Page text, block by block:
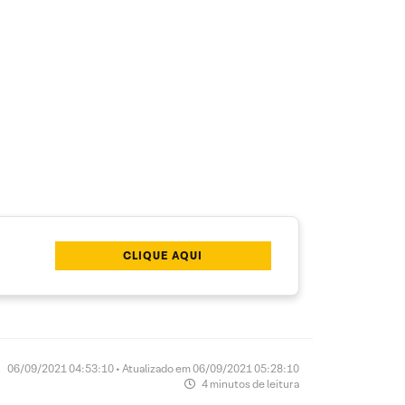
CLIQUE AQUI
06/09/2021 04:53:10 • Atualizado em 06/09/2021 05:28:10
4 minutos de leitura